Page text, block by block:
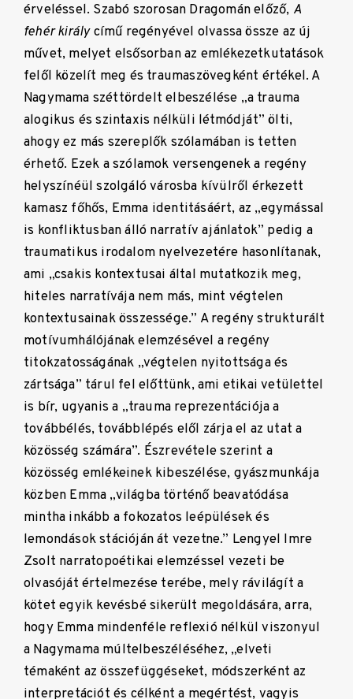
érveléssel. Szabó szorosan Dragomán előző, A
fehér királycímű regényével olvassa össze az új
művet, melyet elsősorban az emlékezetkutatások
felől közelít meg és traumaszövegként értékel. A
Nagymama széttördelt elbeszélése „a trauma
alogikus és szintaxis nélküli létmódját” ölti,
ahogy ez más szereplők szólamában is tetten
érhető. Ezek a szólamok versengenek a regény
helyszínéül szolgáló városba kívülről érkezett
kamasz főhős, Emma identitásáért, az „egymással
is konfliktusban álló narratív ajánlatok” pedig a
traumatikus irodalom nyelvezetére hasonlítanak,
ami „csakis kontextusai által mutatkozik meg,
hiteles narratívája nem más, mint végtelen
kontextusainak összessége.” A regény strukturált
motívumhálójának elemzésével a regény
titokzatosságának „végtelen nyitottsága és
zártsága” tárul fel előttünk, ami etikai vetülettel
is bír, ugyanis a „trauma reprezentációja a
továbbélés, továbblépés elől zárja el az utat a
közösség számára”. Észrevétele szerint a
közösség emlékeinek kibeszélése, gyászmunkája
közben Emma „világba történő beavatódása
mintha inkább a fokozatos leépülések és
lemondások stációján át vezetne.” Lengyel Imre
Zsolt narratopoétikai elemzéssel vezeti be
olvasóját értelmezése terébe, mely rávilágít a
kötet egyik kevésbé sikerült megoldására, arra,
hogy Emma mindenféle reflexió nélkül viszonyul
a Nagymama múltelbeszéléséhez, „elveti
témaként az összefüggéseket, módszerként az
interpretációt és célként a megértést, vagyis